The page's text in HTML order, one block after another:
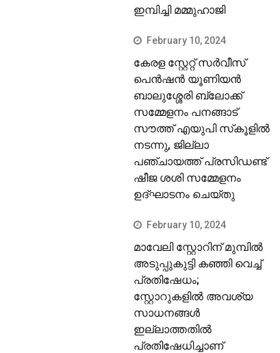
ഇമ്പിച്ചി മമ്മുഹാജി
February 10, 2024
കേരള സ്റ്റേറ്റ് സര്‍വീസ്
പെന്‍ഷന്‍ യൂണിയന്‍
ബാലുശ്ശേരി ബ്ലോക്ക്
സമ്മേളനം പനങ്ങാട്
സൗത്ത് എയുപി സ്‌കൂളില്‍
നടന്നു, ജില്ലാ
പഞ്ചായത്ത് പ്രസിഡണ്ട്
ഷീജ ശശി സമ്മേളനം
ഉദ്ഘാടനം ചെയ്തു
February 10, 2024
മാവേലി സ്റ്റോറിന് മുമ്പില്‍
അടുപ്പുകുട്ടി കഞ്ഞി വെച്ച്
പ്രതിഷേധം;
സ്റ്റോറുകളില്‍ അവശ്യ
സാധനങ്ങള്‍
ഇല്ലാത്തതില്‍
പ്രതിഷേധിച്ചാണ്